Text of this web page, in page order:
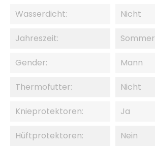
Wasserdicht: Nicht
Jahreszeit: Sommer
Gender: Mann
Thermofutter: Nicht
Knieprotektoren: Ja
Hüftprotektoren: Nein